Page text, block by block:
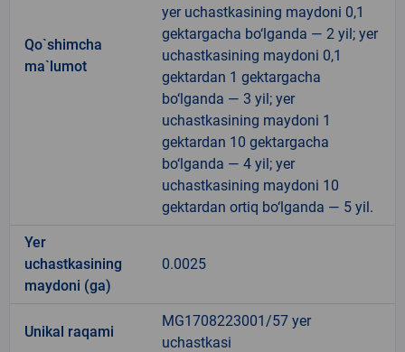
Qo`shimcha
ma`lumot
yer uchastkasining maydoni 0,1
gektargacha bo‘lganda — 2 yil; yer
uchastkasining maydoni 0,1
gektardan 1 gektargacha
bo‘lganda — 3 yil; yer
uchastkasining maydoni 1
gektardan 10 gektargacha
bo‘lganda — 4 yil; yer
uchastkasining maydoni 10
gektardan ortiq bo‘lganda — 5 yil.
Yer
uchastkasining
maydoni (ga)
0.0025
Unikal raqami
MG1708223001/57 yer
uchastkasi